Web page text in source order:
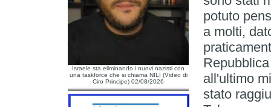
Israele sta eliminando i nuovi nazisti con
una taskforce che si chiama NILI (Video di
Ciro Principe) 02/08/2026
potuto
a molti,
all'ultimo
stato